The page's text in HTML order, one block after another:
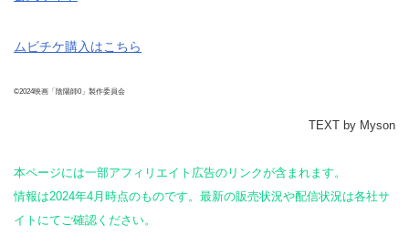
ムビチケ購入はこちら
©2024映画「陰陽師0」製作委員会
TEXT by Myson
本ページには一部アフィリエイト広告のリンクが含まれます。
情報は2024年4月時点のものです。最新の販売状況や配信状況は各社サ
イトにてご確認ください。